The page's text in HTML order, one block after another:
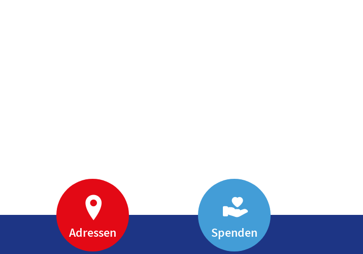
Adressen Spenden